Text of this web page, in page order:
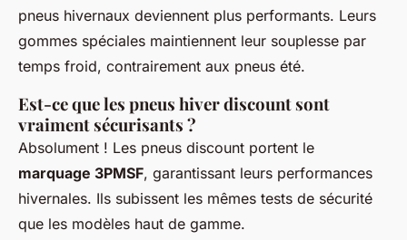
pneus hivernaux deviennent plus performants. Leurs
gommes spéciales maintiennent leur souplesse par
temps froid, contrairement aux pneus été.
Est-ce que les pneus hiver discount sont
vraiment sécurisants ?
Absolument ! Les pneus discount portent le
marquage 3PMSF, garantissant leurs performances
hivernales. Ils subissent les mêmes tests de sécurité
que les modèles haut de gamme.